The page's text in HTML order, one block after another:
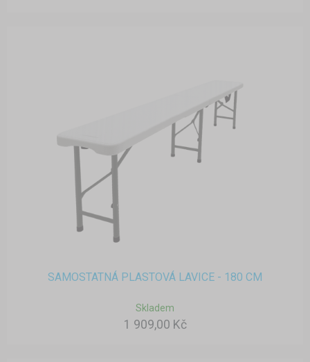
SAMOSTATNÁ PLASTOVÁ LAVICE - 180 CM
Skladem
1 909,00 Kč